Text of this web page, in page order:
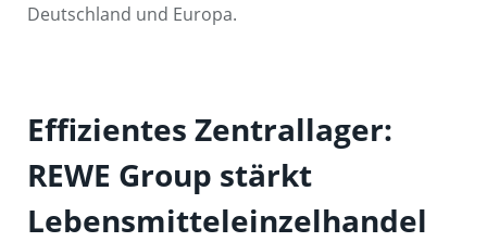
Deutschland und Europa.
Effizientes Zentrallager:
REWE Group stärkt
Lebensmitteleinzelhandel